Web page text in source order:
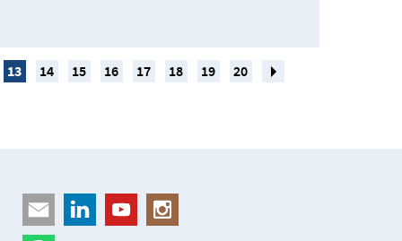
13 14 15 16 17 18 19 20